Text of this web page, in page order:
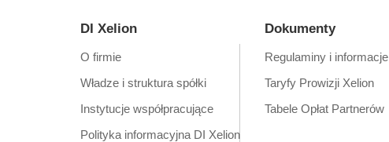
DI Xelion
O firmie
Władze i struktura spółki
Instytucje współpracujące
Polityka informacyjna DI Xelion
Dokumenty
Regulaminy i informacje
Taryfy Prowizji Xelion
Tabele Opłat Partnerów